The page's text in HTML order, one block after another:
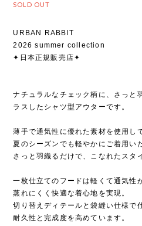
SOLD OUT
URBAN RABBIT
2026 summer collection
✦日本正規販売店✦
ナチュラルなチェック柄に、さっと
ラスしたシャツ型アウターです。
薄手で通気性に優れた素材を使用し
夏のシーズンでも軽やかにご着用い
さっと羽織るだけで、こなれたスタ
一枚仕立てのフードは軽くて通気性
蒸れにくく快適な着心地を実現。
切り替えディテールと袋縫い仕様で
耐久性と完成度を高めています。